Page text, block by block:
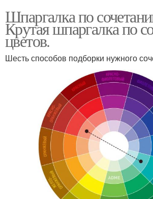
Шпаргалка по
Крутая шпаргалка по
цветов.
Шесть способов подборки нужного